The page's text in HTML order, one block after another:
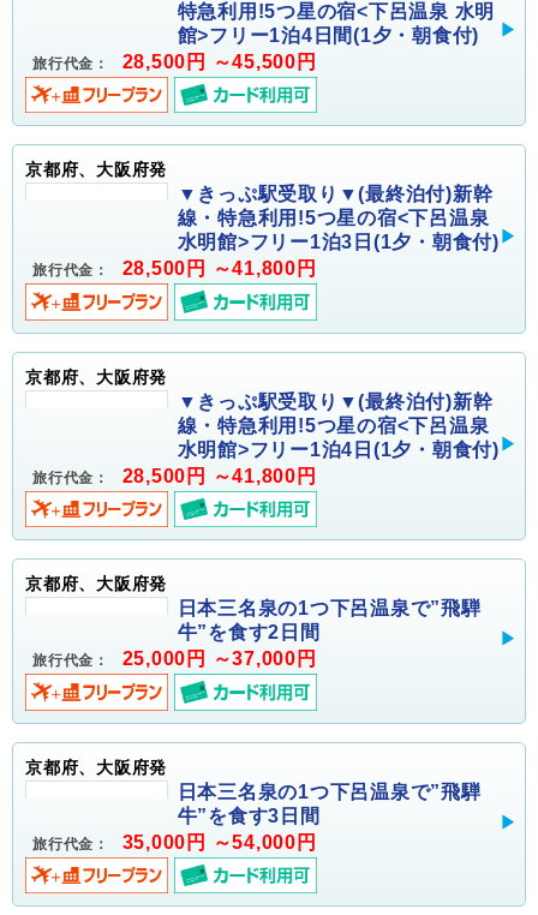
特急利用!5つ星の宿<下呂温泉 水明
館>フリー1泊4日間(1夕・朝食付)
旅行代金： 28,500円 ～45,500円
京都府、大阪府発
▼きっぷ駅受取り▼(最終泊付)新幹
線・特急利用!5つ星の宿<下呂温泉
水明館>フリー1泊3日(1夕・朝食付)
旅行代金： 28,500円 ～41,800円
京都府、大阪府発
▼きっぷ駅受取り▼(最終泊付)新幹
線・特急利用!5つ星の宿<下呂温泉
水明館>フリー1泊4日(1夕・朝食付)
旅行代金： 28,500円 ～41,800円
京都府、大阪府発
日本三名泉の1つ下呂温泉で”飛騨
牛”を食す2日間
旅行代金： 25,000円 ～37,000円
京都府、大阪府発
日本三名泉の1つ下呂温泉で”飛騨
牛”を食す3日間
旅行代金： 35,000円 ～54,000円